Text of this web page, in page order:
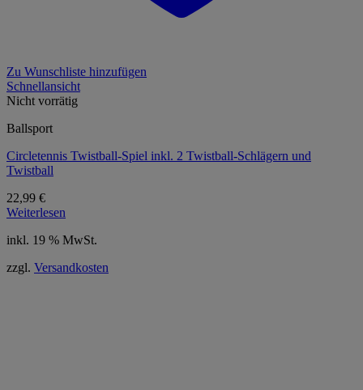
Zu Wunschliste hinzufügen
Schnellansicht
Nicht vorrätig
Ballsport
Circletennis Twistball-Spiel inkl. 2 Twistball-Schlägern und
Twistball
22,99 €
Weiterlesen
inkl. 19 % MwSt.
zzgl. Versandkosten